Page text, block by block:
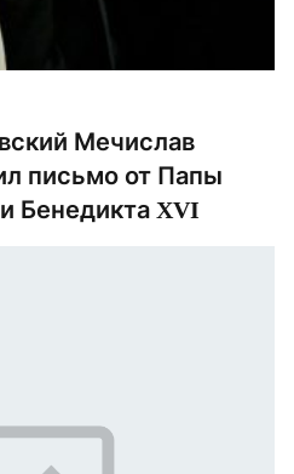
Мечислав
письмо от Папы
Бенедикта XVI